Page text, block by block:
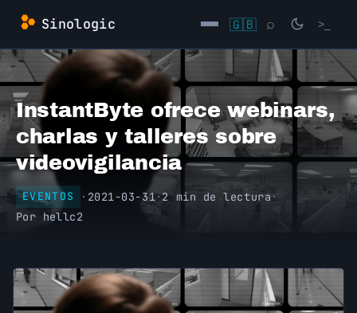
Saltar
contenido
Sinologic 🇬🇧 ⌕ >_
InstantByte ofrece webinars,
charlas y talleres sobre
videovigilancia
EVENTOS · 2021-03-31·2 min de lectura ·
Por hellc2